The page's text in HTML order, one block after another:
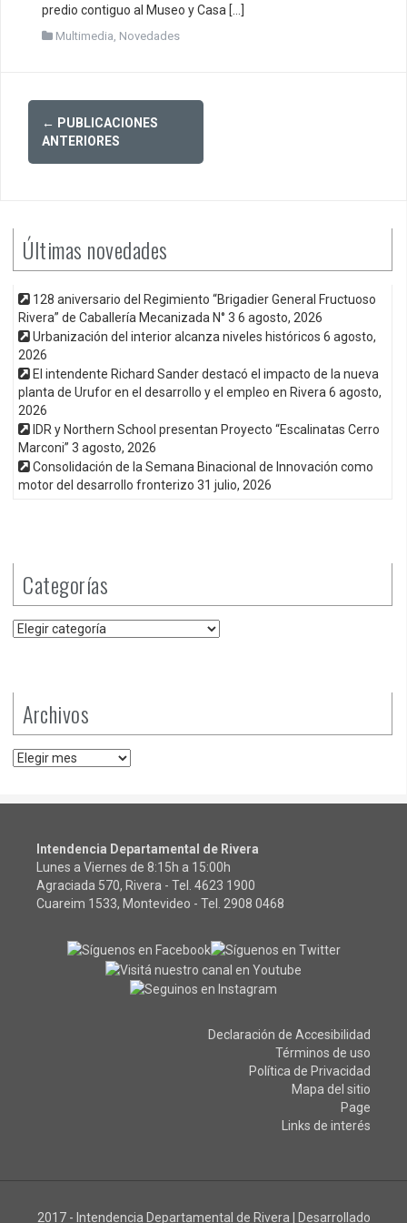
predio contiguo al Museo y Casa […]
Multimedia Novedades
Posts
navigation
← PUBLICACIONES
ANTERIORES
Últimas novedades
128 aniversario del Regimiento “Brigadier General Fructuoso
Rivera” de Caballería Mecanizada N° 3 6 agosto, 2026
Urbanización del interior alcanza niveles históricos 6 agosto,
2026
El intendente Richard Sander destacó el impacto de la nueva
planta de Urufor en el desarrollo y el empleo en Rivera 6 agosto,
2026
IDR y Northern School presentan Proyecto “Escalinatas Cerro
Marconi” 3 agosto, 2026
Consolidación de la Semana Binacional de Innovación como
motor del desarrollo fronterizo 31 julio, 2026
Categorías
Categorías
Archivos
Archivos
Intendencia Departamental de Rivera
Lunes a Viernes de 8:15h a 15:00h
Agraciada 570, Rivera - Tel. 4623 1900
Cuareim 1533, Montevideo - Tel. 2908 0468
Declaración de Accesibilidad
Términos de uso
Política de Privacidad
Mapa del sitio
Page
Links de interés
2017 - Intendencia Departamental de Rivera Desarrollado